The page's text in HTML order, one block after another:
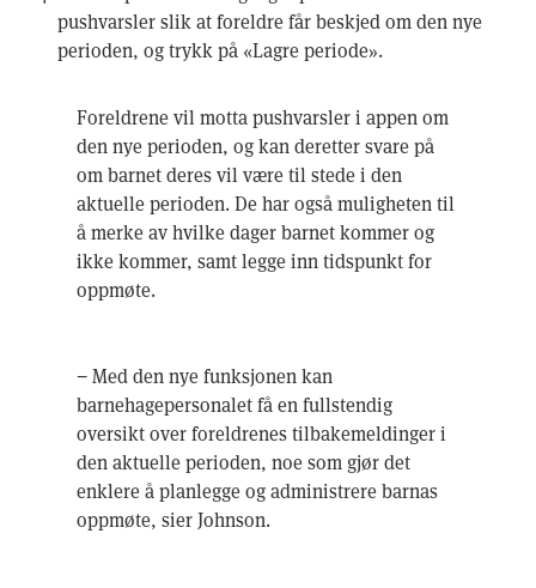
pushvarsler slik at foreldre får beskjed om den nye
perioden, og trykk på «Lagre periode».
Foreldrene vil motta pushvarsler i appen om
den nye perioden, og kan deretter svare på
om barnet deres vil være til stede i den
aktuelle perioden. De har også muligheten til
å merke av hvilke dager barnet kommer og
ikke kommer, samt legge inn tidspunkt for
oppmøte.
− Med den nye funksjonen kan
barnehagepersonalet få en fullstendig
oversikt over foreldrenes tilbakemeldinger i
den aktuelle perioden, noe som gjør det
enklere å planlegge og administrere barnas
oppmøte, sier Johnson.